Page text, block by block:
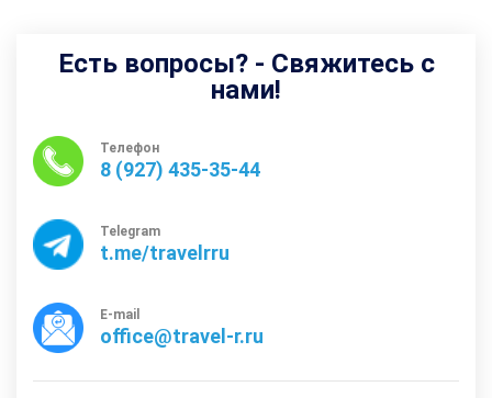
Есть вопросы? - Свяжитесь с
нами!
Телефон
8 (927) 435-35-44
Telegram
t.me/travelrru
E-mail
office@travel-r.ru